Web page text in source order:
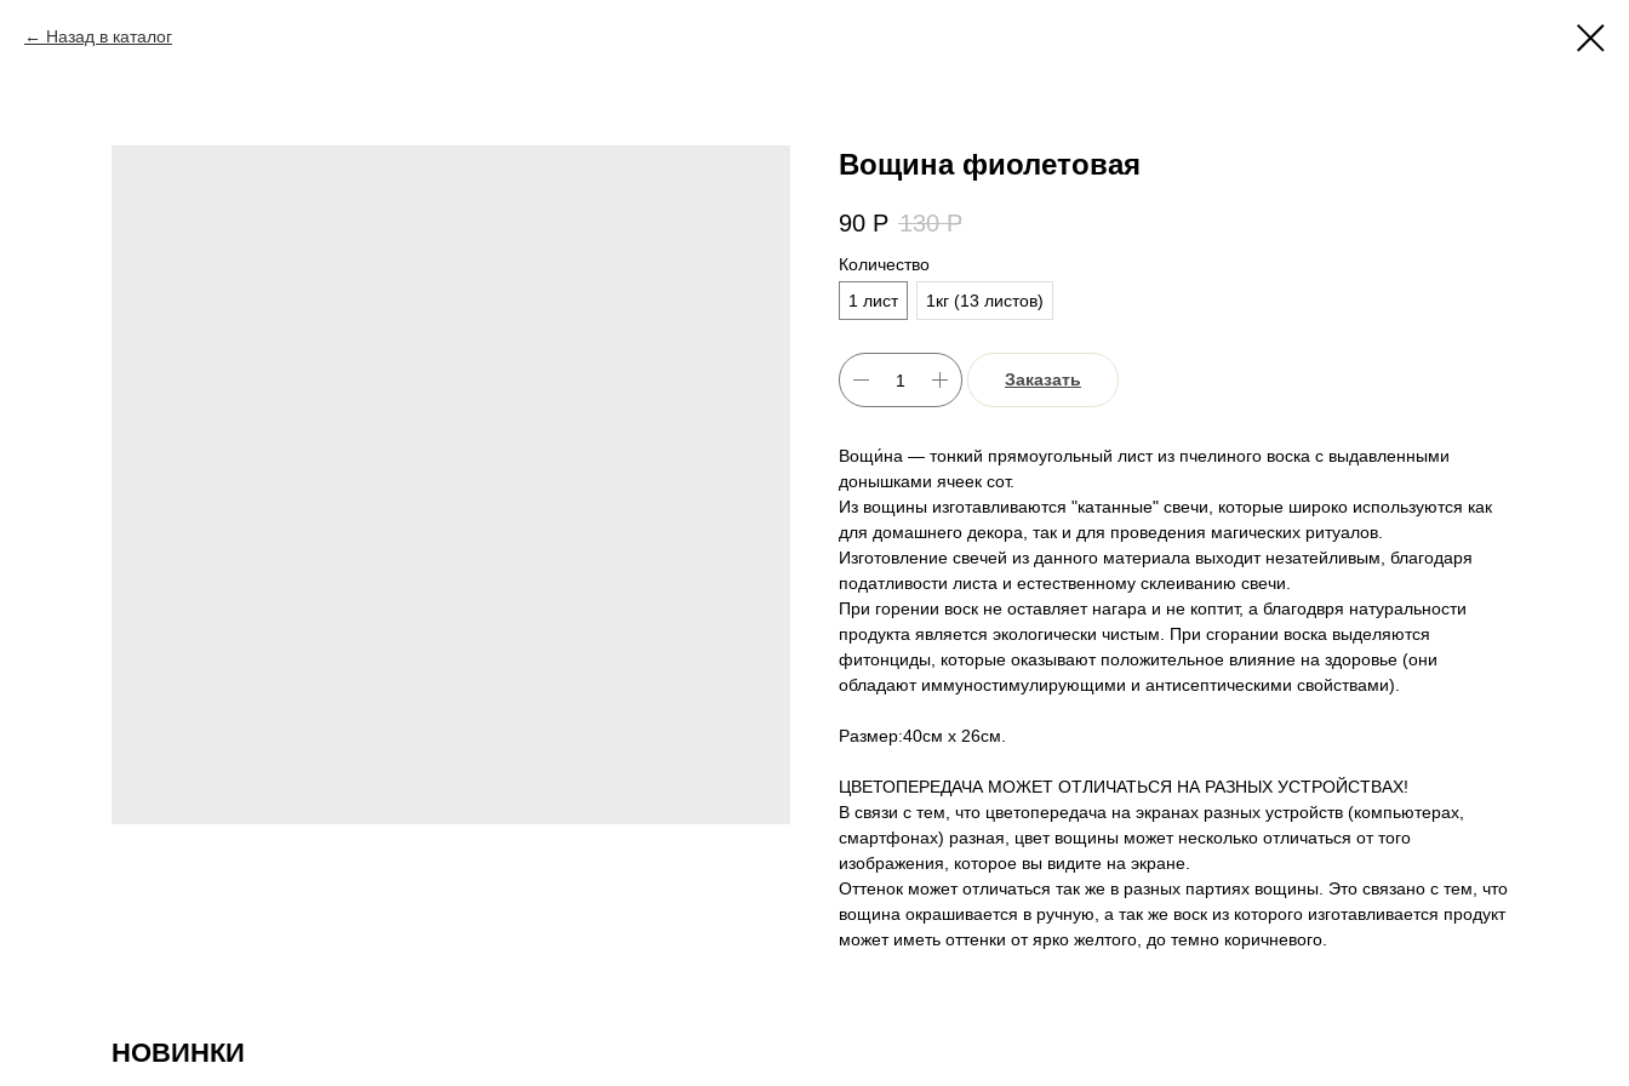
Назад в каталог
Вощина фиолетовая
90 Р 130 Р
Количество
1 лист
1кг (13 листов)
Заказать
Вощи́на — тонкий прямоугольный лист из пчелиного воска с выдавленными
донышками ячеек сот.
Из вощины изготавливаются "катанные" свечи, которые широко используются как
для домашнего декора, так и для проведения магических ритуалов.
Изготовление свечей из данного материала выходит незатейливым, благодаря
податливости листа и естественному склеиванию свечи.
При горении воск не оставляет нагара и не коптит, а благодвря натуральности
продукта является экологически чистым. При сгорании воска выделяются
фитонциды, которые оказывают положительное влияние на здоровье (они
обладают иммуностимулирующими и антисептическими свойствами).
Размер:40см х 26см.
ЦВЕТОПЕРЕДАЧА МОЖЕТ ОТЛИЧАТЬСЯ НА РАЗНЫХ УСТРОЙСТВАХ!
В связи с тем, что цветопередача на экранах разных устройств (компьютерах,
смартфонах) разная, цвет вощины может несколько отличаться от того
изображения, которое вы видите на экране.⠀
Оттенок может отличаться так же в разных партиях вощины. Это связано с тем, что
вощина окрашивается в ручную, а так же воск из которого изготавливается продукт
может иметь оттенки от ярко желтого, до темно коричневого.
НОВИНКИ